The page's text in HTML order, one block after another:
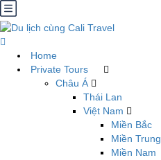
Home
Private Tours
Châu Á
Thái Lan
Việt Nam
Miền Bắc
Miền Trung
Miền Nam